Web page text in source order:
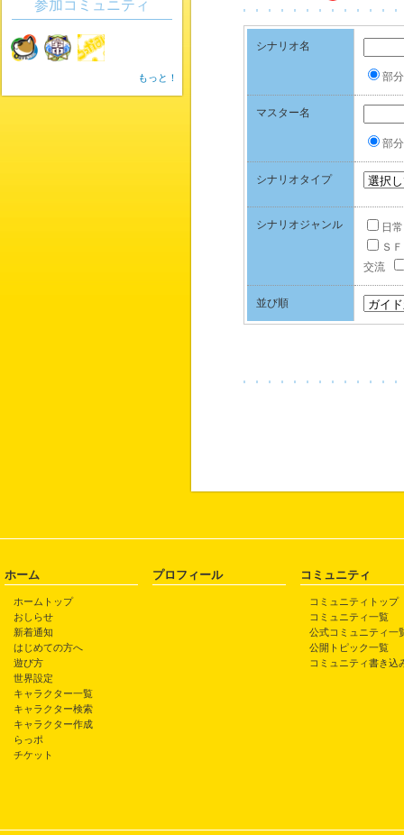
シナリオ名
部
マスター名
部
シナリオタイプ
シナリオジャンル
日常
Ｓ
交流
並び順
参加コミュニティ
もっと！
ホーム
ホームトップ
おしらせ
新着通知
はじめての方へ
遊び方
世界設定
キャラクター一覧
キャラクター検索
キャラクター作成
らっポ
チケット
プロフィール コミュニティ
コミュニティトップ
コミュニティ一覧
公式コミュニティ一
公開トピック一覧
コミュニティ書き込